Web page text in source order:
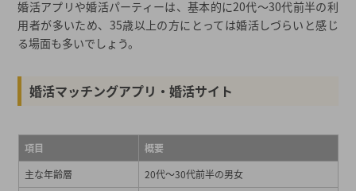
婚活アプリや婚活パーティーは、基本的に20代～30代前半の利
用者が多いため、35歳以上の方にとっては婚活しづらいと感じ
る場面も多いでしょう。
婚活マッチングアプリ・婚活サイト
項目
概要
主な年齢層
20代～30代前半の男女